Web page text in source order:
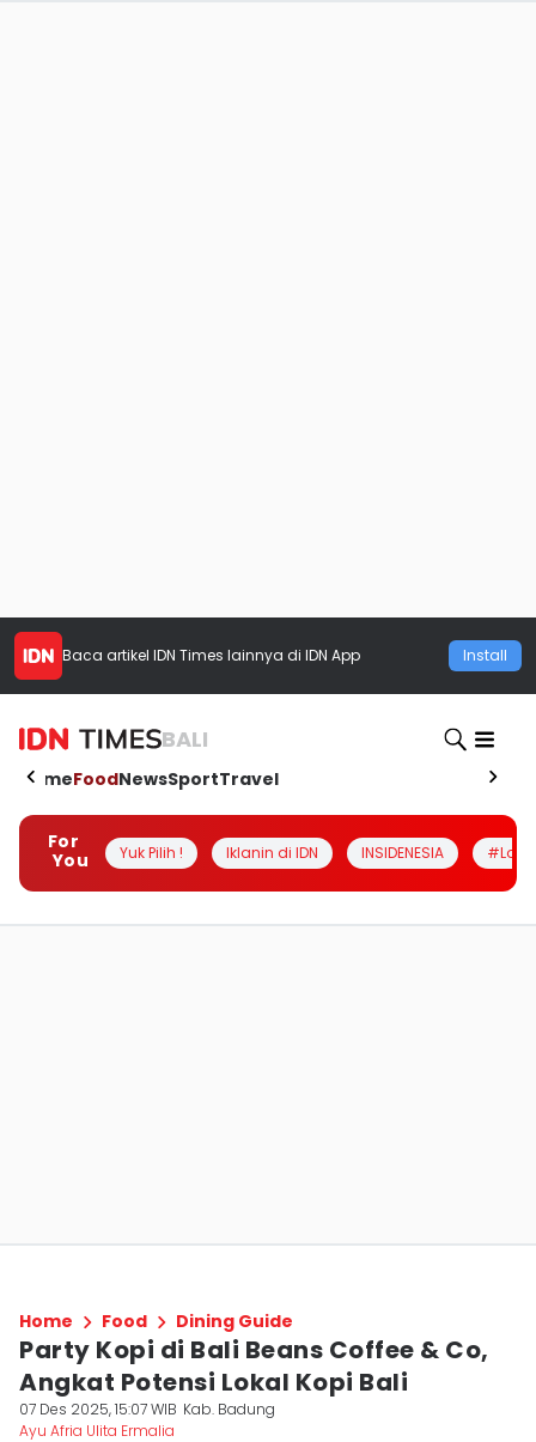
Baca artikel IDN Times lainnya di IDN App Install
BALI
HomeFoodNewsSportTravel
For
You
Yuk Pilih ! Iklanin di IDN INSIDENESIA
Home Food Dining Guide
Party Kopi di Bali Beans Coffee & Co,
Angkat Potensi Lokal Kopi Bali
07 Des 2025, 15:07 WIB Kab. Badung
Ayu Afria Ulita Ermalia